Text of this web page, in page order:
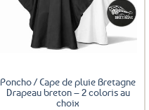
Ajouter
aux
favoris
Poncho / Cape de pluie Bretagne
Drapeau breton – 2 coloris au
choix